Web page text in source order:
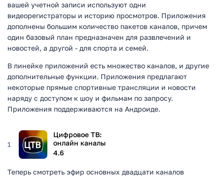
вашей учетной записи используют одни
видеорегистраторы и историю просмотров. Приложения
дополнены большим количество пакетов каналов, причем
один базовый план предназначен для развлечений и
новостей, а другой - для спорта и семей.
В линейке приложений есть множество каналов, и другие
дополнительные функции. Приложения предлагают
некоторые прямые спортивные трансляции и новости
наряду с доступом к шоу и фильмам по запросу.
Приложения поддерживаются на Андроиде.
1
Цифровое ТВ:
онлайн каналы
4.6
Теперь смотреть эфир основных двадцати каналов